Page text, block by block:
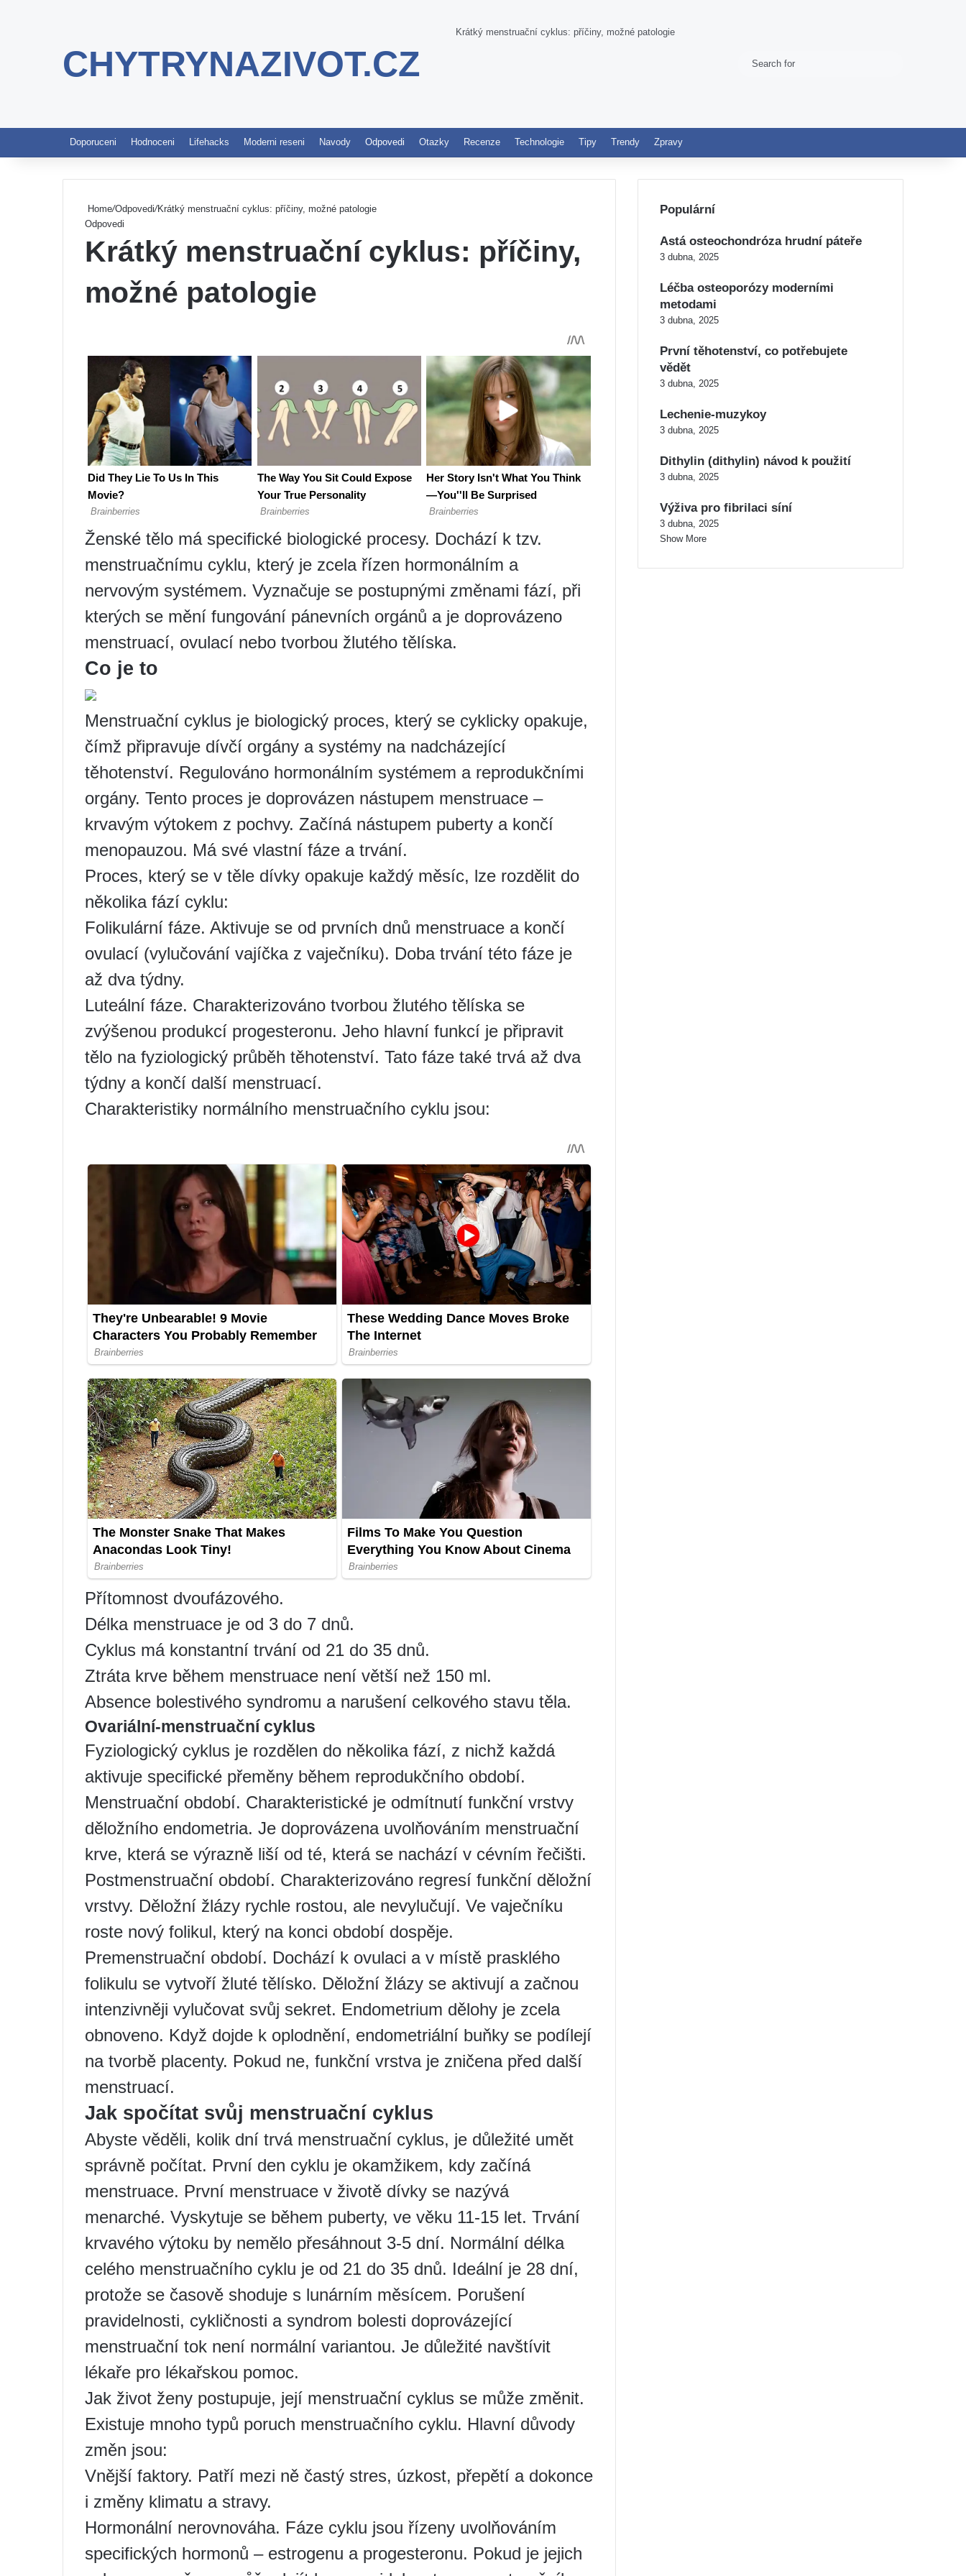
CHYTRYNAZIVOT.CZ
Krátký menstruační cyklus: příčiny, možné patologie
Switch skin
Doporuceni Hodnoceni Lifehacks Moderni reseni Navody Odpovedi Otazky Recenze Technologie Tipy Trendy Zpravy
Home/Odpovedi/Krátký menstruační cyklus: příčiny, možné patologie
Odpovedi
Krátký menstruační cyklus: příčiny,
možné patologie
Ženské tělo má specifické biologické procesy. Dochází k tzv.
menstruačnímu cyklu, který je zcela řízen hormonálním a
nervovým systémem. Vyznačuje se postupnými změnami fází, při
kterých se mění fungování pánevních orgánů a je doprovázeno
menstruací, ovulací nebo tvorbou žlutého tělíska.
Co je to
Menstruační cyklus je biologický proces, který se cyklicky opakuje,
čímž připravuje dívčí orgány a systémy na nadcházející
těhotenství. Regulováno hormonálním systémem a reprodukčními
orgány. Tento proces je doprovázen nástupem menstruace –
krvavým výtokem z pochvy. Začíná nástupem puberty a končí
menopauzou. Má své vlastní fáze a trvání.
Proces, který se v těle dívky opakuje každý měsíc, lze rozdělit do
několika fází cyklu:
Folikulární fáze. Aktivuje se od prvních dnů menstruace a končí
ovulací (vylučování vajíčka z vaječníku). Doba trvání této fáze je
až dva týdny.
Luteální fáze. Charakterizováno tvorbou žlutého tělíska se
zvýšenou produkcí progesteronu. Jeho hlavní funkcí je připravit
tělo na fyziologický průběh těhotenství. Tato fáze také trvá až dva
týdny a končí další menstruací.
Charakteristiky normálního menstruačního cyklu jsou:
Přítomnost dvoufázového.
Délka menstruace je od 3 do 7 dnů.
Cyklus má konstantní trvání od 21 do 35 dnů.
Ztráta krve během menstruace není větší než 150 ml.
Absence bolestivého syndromu a narušení celkového stavu těla.
Ovariální-menstruační cyklus
Fyziologický cyklus je rozdělen do několika fází, z nichž každá
aktivuje specifické přeměny během reprodukčního období.
Menstruační období. Charakteristické je odmítnutí funkční vrstvy
děložního endometria. Je doprovázena uvolňováním menstruační
krve, která se výrazně liší od té, která se nachází v cévním řečišti.
Postmenstruační období. Charakterizováno regresí funkční děložní
vrstvy. Děložní žlázy rychle rostou, ale nevylučují. Ve vaječníku
roste nový folikul, který na konci období dospěje.
Premenstruační období. Dochází k ovulaci a v místě prasklého
folikulu se vytvoří žluté tělísko. Děložní žlázy se aktivují a začnou
intenzivněji vylučovat svůj sekret. Endometrium dělohy je zcela
obnoveno. Když dojde k oplodnění, endometriální buňky se podílejí
na tvorbě placenty. Pokud ne, funkční vrstva je zničena před další
menstruací.
Jak spočítat svůj menstruační cyklus
Abyste věděli, kolik dní trvá menstruační cyklus, je důležité umět
správně počítat. První den cyklu je okamžikem, kdy začíná
menstruace. První menstruace v životě dívky se nazývá
menarché. Vyskytuje se během puberty, ve věku 11-15 let. Trvání
krvavého výtoku by nemělo přesáhnout 3-5 dní. Normální délka
celého menstruačního cyklu je od 21 do 35 dnů. Ideální je 28 dní,
protože se časově shoduje s lunárním měsícem. Porušení
pravidelnosti, cykličnosti a syndrom bolesti doprovázející
menstruační tok není normální variantou. Je důležité navštívit
lékaře pro lékařskou pomoc.
Jak život ženy postupuje, její menstruační cyklus se může změnit.
Existuje mnoho typů poruch menstruačního cyklu. Hlavní důvody
změn jsou:
Vnější faktory. Patří mezi ně častý stres, úzkost, přepětí a dokonce
i změny klimatu a stravy.
Hormonální nerovnováha. Fáze cyklu jsou řízeny uvolňováním
specifických hormonů – estrogenu a progesteronu. Pokud je jejich
Populární
Astá osteochondróza hrudní páteře
3 dubna, 2025
Léčba osteoporózy moderními
metodami
3 dubna, 2025
První těhotenství, co potřebujete
vědět
3 dubna, 2025
Lechenie-muzykoy
3 dubna, 2025
Dithylin (dithylin) návod k použití
3 dubna, 2025
Výživa pro fibrilaci síní
3 dubna, 2025
Show More